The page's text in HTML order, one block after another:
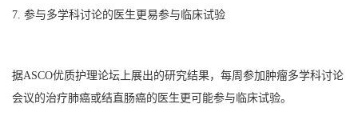
7. 参与多学科讨论的医生更易参与临床试验
据ASCO优质护理论坛上展出的研究结果，每周参加肿瘤多学科讨论
会议的治疗肺癌或结直肠癌的医生更可能参与临床试验。